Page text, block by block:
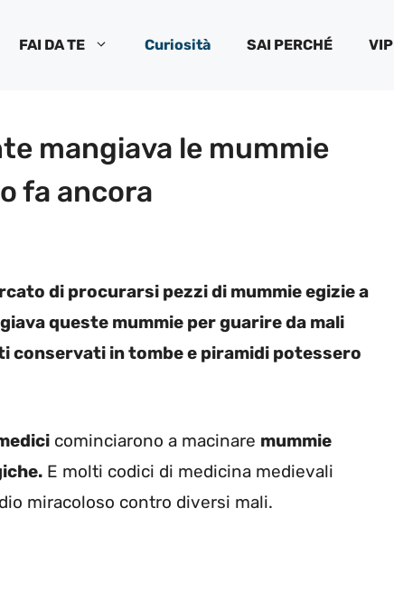
FAI DA TE Curiosità SAI PERCHÉ VIP
mangiava le mummie
fa ancora
di procurarsi pezzi di mummie egizie a
queste mummie per guarire da mali
in tombe e piramidi potessero
cominciarono a macinare mummie
E molti codici di medicina medievali
miracoloso contro diversi mali.